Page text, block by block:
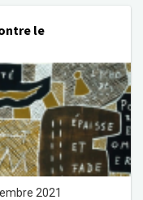
le
2021